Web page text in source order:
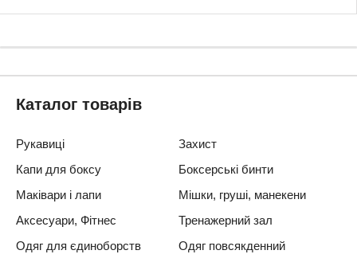
Каталог товарів
Рукавиці
Захист
Капи для боксу
Боксерські бинти
Маківари і лапи
Мішки, груші, манекени
Аксесуари, Фітнес
Тренажерний зал
Одяг для єдиноборств
Одяг повсякденний